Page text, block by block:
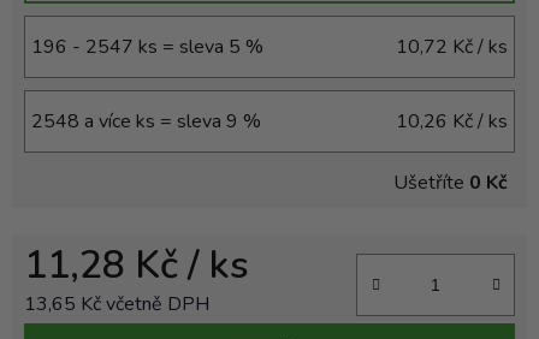
196 - 2547 ks = sleva 5 % 10,72 Kč/ ks
2548 a více ks = sleva 9 % 10,26 Kč/ ks
Ušetříte 0 Kč
11,28 Kč/ ks
13,65 Kč včetně DPH